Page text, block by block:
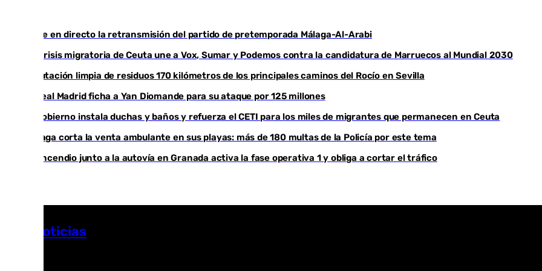
Sigue en directo la retransmisión del partido de pretemporada Málaga-Al-Arabi
La crisis migratoria de Ceuta une a Vox, Sumar y Podemos contra la candidatura de Marruecos al Mundial 2030
Diputación limpia de residuos 170 kilómetros de los principales caminos del Rocío en Sevilla
El Real Madrid ficha a Yan Diomande para su ataque por 125 millones
El Gobierno instala duchas y baños y refuerza el CETI para los miles de migrantes que permanecen en Ceuta
Málaga corta la venta ambulante en sus playas: más de 180 multas de la Policía por este tema
Un incendio junto a la autovía en Granada activa la fase operativa 1 y obliga a cortar el tráfico
Más noticias